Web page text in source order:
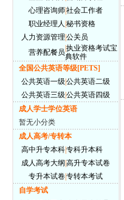
心理咨询师|社会工作者
职业经理人 秘书资格
人力资源管理 公关员
营养配餐员 执业资格考试宝
典软件
全国公共英语等级[PETS]
公共英语一级 公共英语二级
公共英语三级 公共英语四级
成人学士学位英语
暂无小分类
成人高考/专转本
高中升专本科|专科升本科
成人高考大纲 高升专本试卷
专升本试卷|专转本考试
自学考试